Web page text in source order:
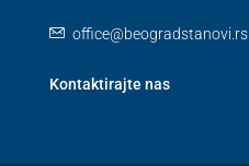
office@beogradstanovi.rs
Kontaktirajte nas